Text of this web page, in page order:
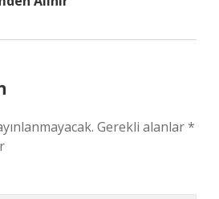
Gerekli alanlar*